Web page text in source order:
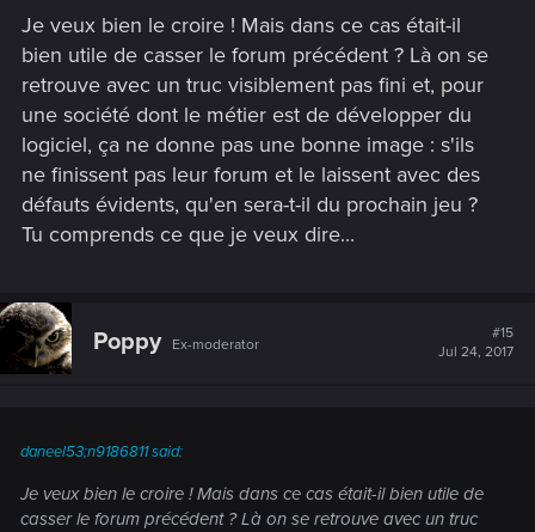
Je veux bien le croire ! Mais dans ce cas était-il
bien utile de casser le forum précédent ? Là on se
retrouve avec un truc visiblement pas fini et, pour
une société dont le métier est de développer du
logiciel, ça ne donne pas une bonne image : s'ils
ne finissent pas leur forum et le laissent avec des
défauts évidents, qu'en sera-t-il du prochain jeu ?
Tu comprends ce que je veux dire...
Poppy Ex-moderator
#15
Jul 24, 2017
daneel53;n9186811 said:
Je veux bien le croire ! Mais dans ce cas était-il bien utile de
casser le forum précédent ? Là on se retrouve avec un truc